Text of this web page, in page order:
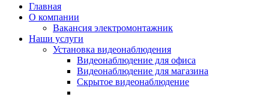
Главная
О компании
Вакансия электромонтажник
Наши услуги
Установка видеонаблюдения
Видеонаблюдение для офиса
Видеонаблюдение для магазина
Скрытое видеонаблюдение